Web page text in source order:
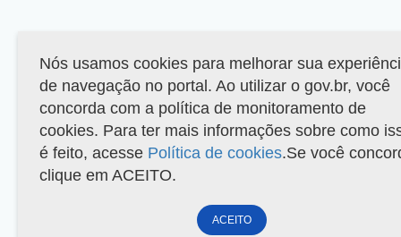
Nós usamos cookies para melhorar sua
de navegação no portal. Ao utilizar o gov.br, você
concorda com a política de monitoramento de
cookies. Para ter mais informações sobre como
é feito, acesse Política de cookies.Se você
clique em ACEITO.
ACEITO